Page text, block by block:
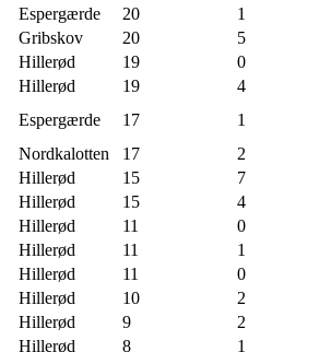
Espergærde 20
1
Gribskov 20
5
Hillerød 19
0
Hillerød 19
4
Espergærde 17
1
Nordkalotten 17
2
Hillerød 15
7
Hillerød 15
4
Hillerød 11
0
Hillerød 11
1
Hillerød 11
0
Hillerød 10
2
Hillerød 9
2
Hillerød 8 1